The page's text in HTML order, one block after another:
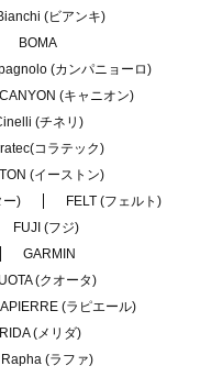
(ビアンキ)
BOMA
(カンパニョーロ)
CANYON (キャニオン)
(チネリ)
コラテック)
(イーストン)
ー)
FELT (フェルト)
FUJI (フジ)
GARMIN
(クオータ)
(ラピエール)
(メリダ)
Rapha (ラファ)